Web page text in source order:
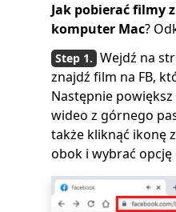
Jak pobierać filmy
komputer Mac?
Wejdź na
znajdź film na FB,
Następnie
wideo z górnego
także kliknąć ikonę
obok i wybrać opcję